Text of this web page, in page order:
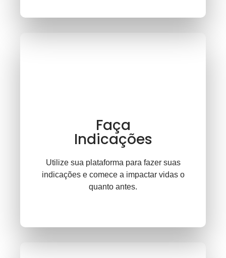
Faça
Indicações
Utilize sua plataforma para fazer suas
indicações e comece a impactar vidas o
quanto antes.